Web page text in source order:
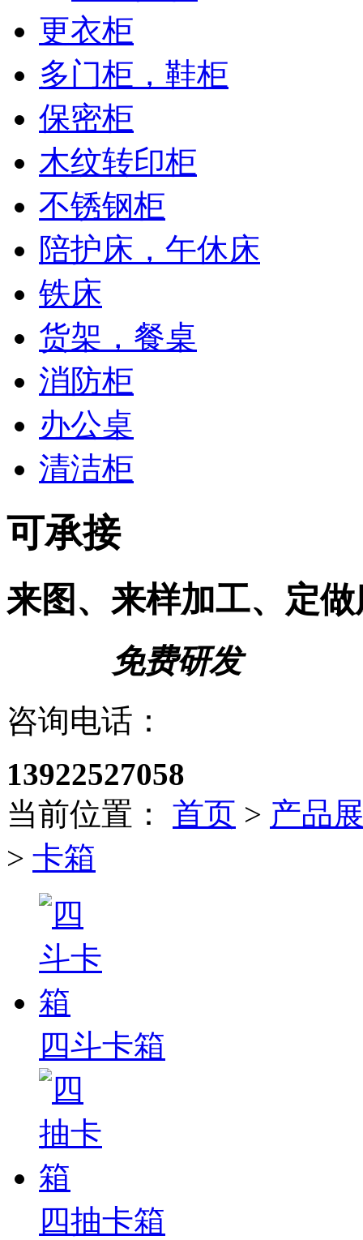
更衣柜
多门柜，鞋柜
保密柜
木纹转印柜
不锈钢柜
陪护床，午休床
铁床
货架，餐桌
消防柜
办公桌
清洁柜
可承接
来图、来样加工、定
免费研发
咨询电话：
13922527058
当前位置： 首页 > 产品
> 卡箱
四斗卡箱
四抽卡箱